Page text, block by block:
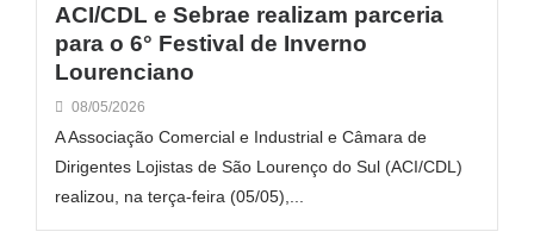
ACI/CDL e Sebrae realizam parceria
para o 6° Festival de Inverno
Lourenciano
08/05/2026
A Associação Comercial e Industrial e Câmara de
Dirigentes Lojistas de São Lourenço do Sul (ACI/CDL)
realizou, na terça-feira (05/05),...